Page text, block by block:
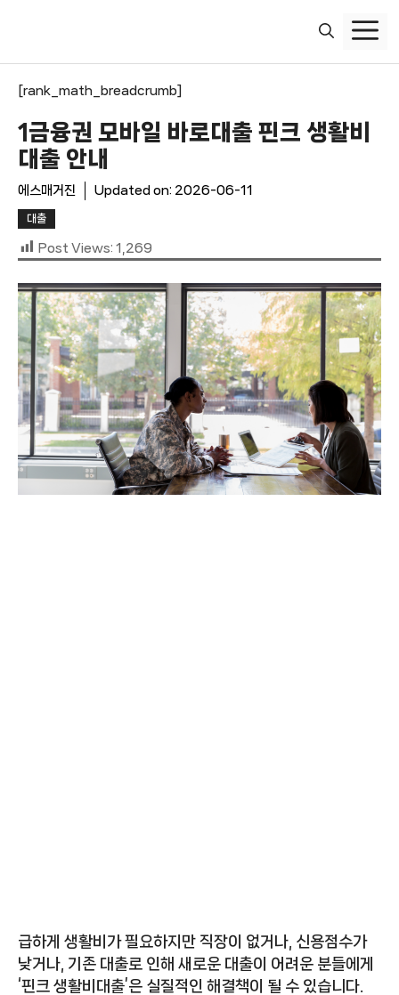
[rank_math_breadcrumb]
1금융권 모바일 바로대출 핀크 생활비
대출 안내
에스매거진 Updated on: 2026-06-11
대출
Post Views: 1,269
급하게 생활비가 필요하지만 직장이 없거나, 신용점수가
낮거나, 기존 대출로 인해 새로운 대출이 어려운 분들에게
‘핀크 생활비대출’은 실질적인 해결책이 될 수 있습니다.